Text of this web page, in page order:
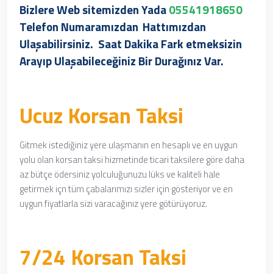
Bizlere Web sitemizden Yada05541918650
Telefon Numaramızdan Hattımızdan
Ulaşabilirsiniz. Saat Dakika Fark etmeksizin
Arayıp Ulaşabileceğiniz Bir Durağınız Var.
Ucuz Korsan Taksi
Gitmek istediğiniz yere ulaşmanın en hesaplı ve en uygun
yolu olan korsan taksi hizmetindeticari taksilere göre daha
az bütçe ödersiniz yolculuğunuzu lüks ve kaliteli hale
getirmek içntüm çabalarımızı sizler için gösteriyor ve en
uygun fiyatlarla sizi varacağınız yere götürüyoruz.
7/24 Korsan Taksi